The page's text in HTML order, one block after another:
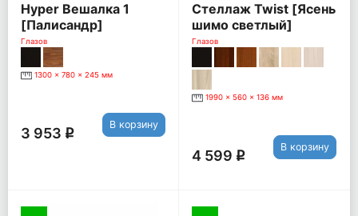
Hyper Вешалка 1
[Палисандр]
Глазов
1300 x 780 x 245 мм
3 953 q
В корзину
Стеллаж Twist [Ясень
шимо светлый]
Глазов
1990 x 560 x 136 мм
4 599 q
В корзину